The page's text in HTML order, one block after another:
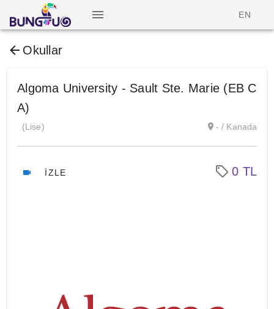
EN
Okullar
Algoma University - Sault Ste. Marie (EB C
A)
(Lise) - / Kanada
İZLE 0 TL